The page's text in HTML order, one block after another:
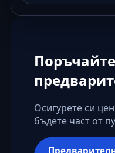
Поръчайте
Осигурете си
бъдете част от